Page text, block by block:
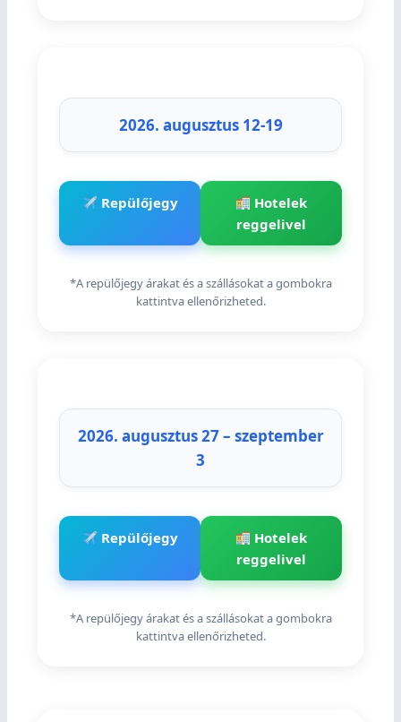
2026. augusztus 12-19
Repülőjegy
Hotelek
reggelivel
*A repülőjegy árakat és a szállásokat a gombokra
kattintva ellenőrizheted.
2026. augusztus 27 – szeptember
3
Repülőjegy
Hotelek
reggelivel
*A repülőjegy árakat és a szállásokat a gombokra
kattintva ellenőrizheted.